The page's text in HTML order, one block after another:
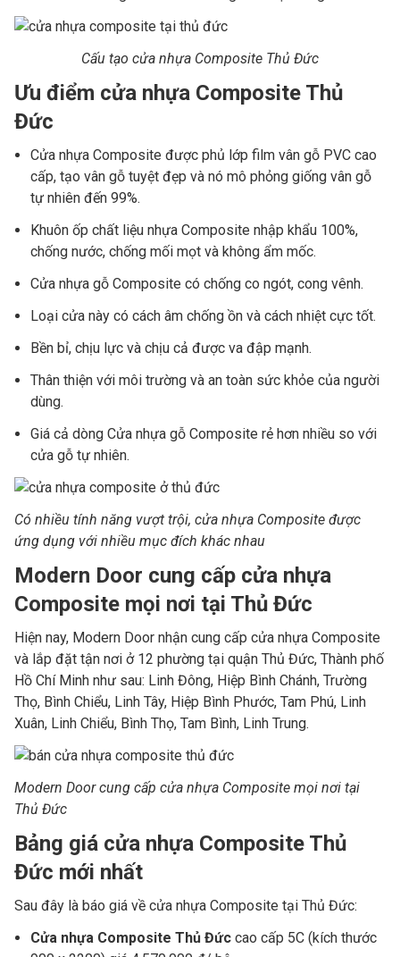
Cấu tạo cửa nhựa Composite Thủ Đức
Ưu điểm cửa nhựa Composite Thủ
Đức
Cửa nhựa Composite được phủ lớp film vân gỗ PVC cao
cấp, tạo vân gỗ tuyệt đẹp và nó mô phỏng giống vân gỗ
tự nhiên đến 99%.
Khuôn ốp chất liệu nhựa Composite nhập khẩu 100%,
chống nước, chống mối mọt và không ẩm mốc.
Cửa nhựa gỗ Composite có chống co ngót, cong vênh.
Loại cửa này có cách âm chống ồn và cách nhiệt cực tốt.
Bền bỉ, chịu lực và chịu cả được va đập mạnh.
Thân thiện với môi trường và an toàn sức khỏe của người
dùng.
Giá cả dòng Cửa nhựa gỗ Composite rẻ hơn nhiều so với
cửa gỗ tự nhiên.
Có nhiều tính năng vượt trội, cửa nhựa Composite được
ứng dụng với nhiều mục đích khác nhau
Modern Door cung cấp cửa nhựa
Composite mọi nơi tại Thủ Đức
Hiện nay, Modern Door nhận cung cấp cửa nhựa Composite
và lắp đặt tận nơi ở 12 phường tại quận Thủ Đức, Thành phố
Hồ Chí Minh như sau: Linh Đông, Hiệp Bình Chánh, Trường
Thọ, Bình Chiểu, Linh Tây, Hiệp Bình Phước, Tam Phú, Linh
Xuân, Linh Chiểu, Bình Thọ, Tam Bình, Linh Trung.
Modern Door cung cấp cửa nhựa Composite mọi nơi tại
Thủ Đức
Bảng giá cửa nhựa Composite Thủ
Đức mới nhất
Sau đây là báo giá về cửa nhựa Composite tại Thủ Đức:
Cửa nhựa Composite Thủ Đức cao cấp 5C (kích thước